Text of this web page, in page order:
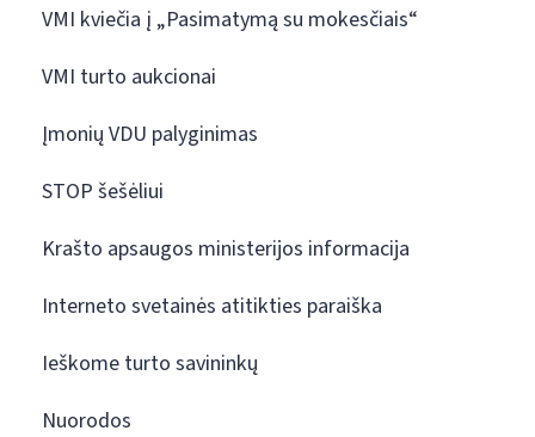
VMI kviečia į „Pasimatymą su mokesčiais“
VMI turto aukcionai
Įmonių VDU palyginimas
STOP šešėliui
Krašto apsaugos ministerijos informacija
Interneto svetainės atitikties paraiška
Ieškome turto savininkų
Nuorodos